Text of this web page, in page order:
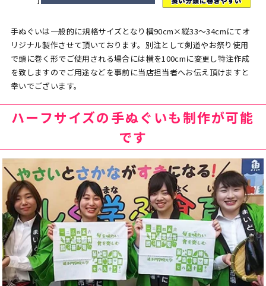
手ぬぐいは一般的に規格サイズとなり横90cm×縦33～34cmにてオ
リジナル製作させて頂いております。別注として剣道やお祭り使用
で頭に巻く形でご使用される場合には横を100cmに変更し特注作成
を致しますのでご用途などを事前に当店担当者へお伝え頂けますと
幸いでございます。
ハーフサイズの手ぬぐいも制作が可能
です